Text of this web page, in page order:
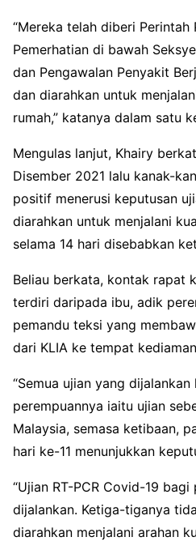
“Mereka telah diberi Perintah
Pemerhatian di bawah
dan Pengawalan Penyakit
dan diarahkan untuk
rumah,” katanya dalam satu
Mengulas lanjut, Khairy
Disember 2021 lalu kanak-
positif menerusi keputusan
diarahkan untuk menjalani
selama 14 hari disebabkan
Beliau berkata, kontak rapat
terdiri daripada ibu, adik
pemandu teksi yang
dari KLIA ke tempat
“Semua ujian yang
perempuannya iaitu ujian
Malaysia, semasa ketibaan,
hari ke-11 menunjukkan
“Ujian RT-PCR Covid-19
dijalankan. Ketiga-tiganya
diarahkan menjalani arahan